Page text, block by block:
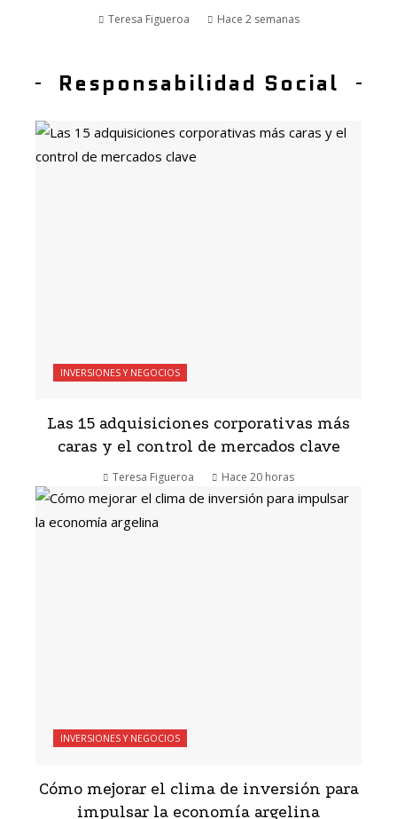
Teresa Figueroa Hace 2 semanas
Responsabilidad Social
INVERSIONES Y NEGOCIOS
Las 15 adquisiciones corporativas más
caras y el control de mercados clave
Teresa Figueroa Hace 20 horas
INVERSIONES Y NEGOCIOS
Cómo mejorar el clima de inversión para
impulsar la economía argelina